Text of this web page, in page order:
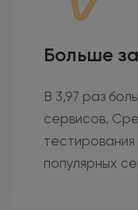
Больше
В 3,97 раз
сервисов.
тестирования
популярных